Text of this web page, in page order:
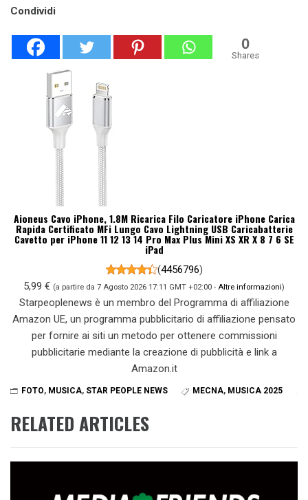
Condividi
0
Shares
Aioneus Cavo iPhone, 1.8M Ricarica Filo Caricatore iPhone Carica
Rapida Certificato MFi Lungo Cavo Lightning USB Caricabatterie
Cavetto per iPhone 11 12 13 14 Pro Max Plus Mini XS XR X 8 7 6 SE
iPad
(4456796)
5,99 € (a partire da 7 Agosto 2026 17:11 GMT +02:00 - Altre informazioni)
Starpeoplenews è un membro del Programma di affiliazione
Amazon UE, un programma pubblicitario di affiliazione pensato
per fornire ai siti un metodo per ottenere commissioni
pubblicitarie mediante la creazione di pubblicità e link a
Amazon.it
FOTO, MUSICA, STAR PEOPLE NEWS MECNA, MUSICA 2025
RELATED ARTICLES